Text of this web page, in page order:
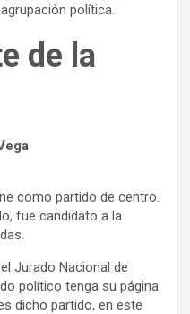
política.
de la
como partido de centro.
fue candidato a la
Jurado Nacional de
político tenga su página
dicho partido, en este